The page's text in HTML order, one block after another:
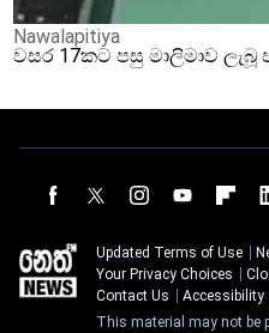
Nawalapitiya
වසර 17කට පසු මාලිමාව ලැබූ
Updated Terms of Use
Your Privacy Choices
Contact Us
Accessibility
This material may not be